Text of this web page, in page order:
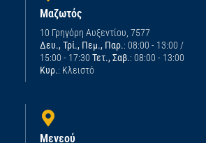
Μαζωτός
10 Γρηγόρη Αυξεντίου, 7577
Δευ., Τρί., Πεμ., Παρ.: 08:00 - 13:00 /
15:00 - 17:30 Τετ., Σαβ.: 08:00 - 13:00
Κυρ.: Κλειστό
Μενεού